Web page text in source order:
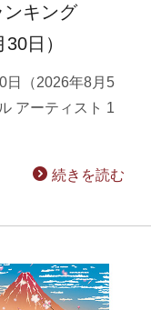
ンキング
日）
日（2026年8月5
アーティスト 1
続きを読む